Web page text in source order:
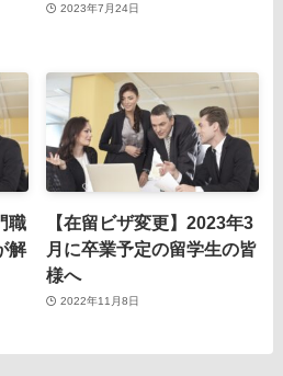
2023年7月24日
職
解
【在留ビザ変更】2023年3
月に卒業予定の留学生の皆
様へ
2022年11月8日